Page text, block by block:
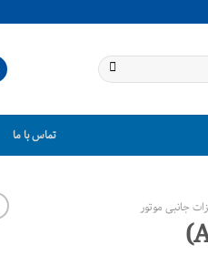
تماس با ما
جانبی موتور